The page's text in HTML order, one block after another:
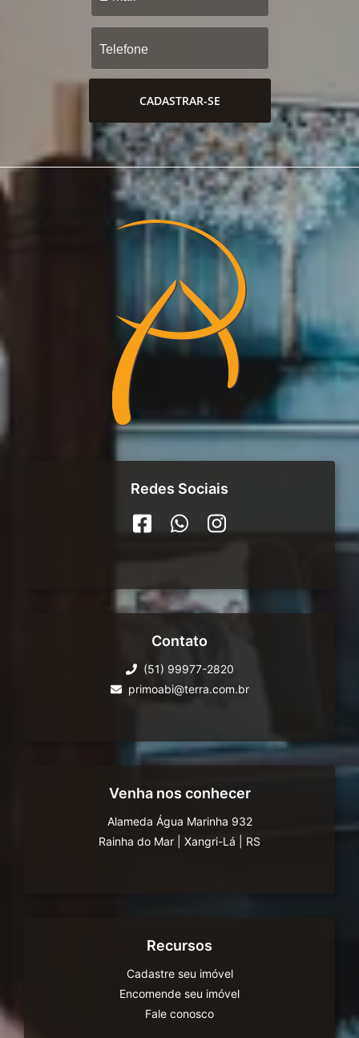
CADASTRAR-SE
Redes Sociais
Contato
(51) 99977-2820
primoabi@terra.com.br
Venha nos conhecer
Alameda Água Marinha 932
Rainha do Mar
Xangri-Lá RS
Recursos
Cadastre seu imóvel
Encomende seu imóvel
Fale conosco